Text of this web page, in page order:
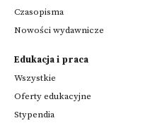
Czasopisma
Nowości wydawnicze
Edukacja i praca
Wszystkie
Oferty edukacyjne
Stypendia